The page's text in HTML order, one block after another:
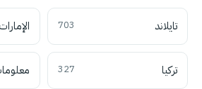
تايلاند 703 الإمارات
تركيا 327